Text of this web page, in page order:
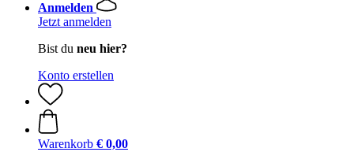
Anmelden
Jetzt anmelden
Bist du neu hier?
Konto erstellen
Warenkorb € 0,00